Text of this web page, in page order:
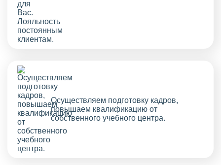
Осуществляем подготовку кадров,
повышаем квалификацию от
собственного учебного центра.